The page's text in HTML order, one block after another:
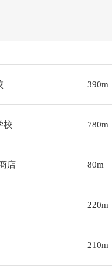
390m
校 780m
店 80m
220m
210m